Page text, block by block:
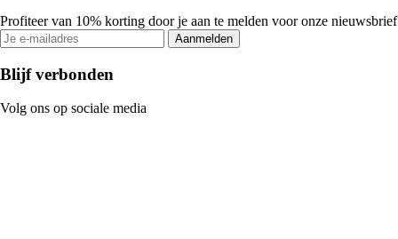
Profiteer van 10% korting door je aan te melden voor onze nieuwsbrief
Aanmelden
Blijf verbonden
Volg ons op sociale media